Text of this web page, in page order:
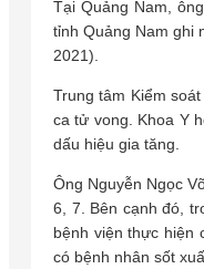
Tại Quảng Nam,
tỉnh Quảng Nam ghi
2021).
Trung tâm Kiểm
ca tử vong. Khoa Y
dấu hiệu gia tăng.
Ông Nguyễn Ngọc
6, 7. Bên cạnh đó,
bệnh viện thực hiện
có bệnh nhân sốt